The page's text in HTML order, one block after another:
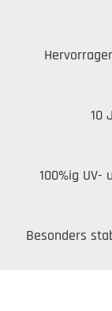
10
100%ig
Besonders